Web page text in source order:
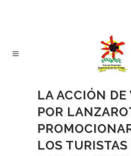
LA ACCIÓN DE
POR
LOS